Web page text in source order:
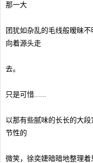
那一大
团犹如杂乱的毛线般暧昧
向着源头走
去。
只是可惜......
以那有些腻味的长长的大
节性的
微笑，徐奕婕暗暗地整理着